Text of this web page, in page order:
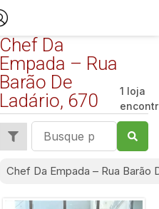
Chef Da
Empada – Rua
Barão De
Ladário, 670
1 loja
Chef Da Empada – Rua Barão